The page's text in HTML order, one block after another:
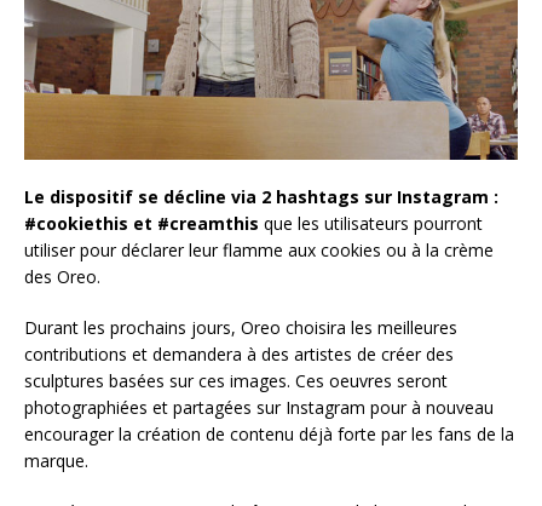
Le dispositif se décline via 2 hashtags sur Instagram :
#cookiethis et #creamthis que les utilisateurs pourront
utiliser pour déclarer leur flamme aux cookies ou à la crème
des Oreo.
Durant les prochains jours, Oreo choisira les meilleures
contributions et demandera à des artistes de créer des
sculptures basées sur ces images. Ces oeuvres seront
photographiées et partagées sur Instagram pour à nouveau
encourager la création de contenu déjà forte par les fans de la
marque.